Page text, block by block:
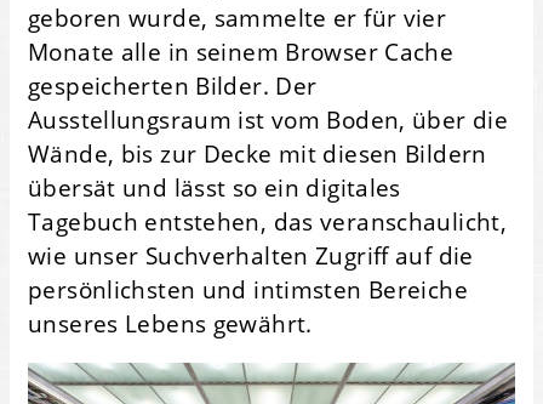
geboren wurde, sammelte er für vier
Monate alle in seinem Browser Cache
gespeicherten Bilder. Der
Ausstellungsraum ist vom Boden, über die
Wände, bis zur Decke mit diesen Bildern
übersät und lässt so ein digitales
Tagebuch entstehen, das veranschaulicht,
wie unser Suchverhalten Zugriff auf die
persönlichsten und intimsten Bereiche
unseres Lebens gewährt.